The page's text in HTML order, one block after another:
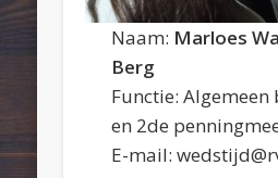
Naam: Marloes
Berg
Functie:
en 2de
E-mail: